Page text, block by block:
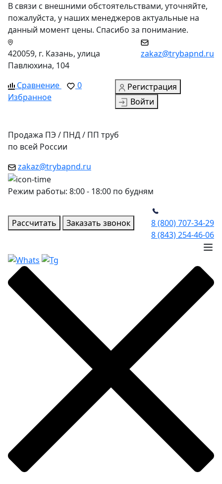
В связи с внешними обстоятельствами, уточняйте,
пожалуйста, у наших менеджеров актуальные на
данный момент цены. Спасибо за понимание.
420059, г. Казань, улица
Павлюхина, 104
zakaz@trybapnd.ru
Сравнение
0
Избранное
Регистрация
Войти
Продажа ПЭ / ПНД / ПП труб
по всей России
zakaz@trybapnd.ru
Режим работы: 8:00 - 18:00 по будням
Рассчитать Заказать звонок
8 (800) 707-34-29
8 (843) 254-46-06